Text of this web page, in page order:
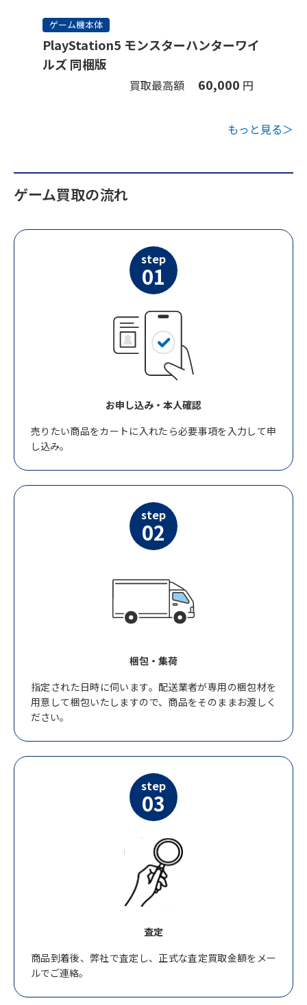
ゲーム機本体
PlayStation5 モンスターハンターワイ
ルズ 同梱版
買取最高額 60,000 円
もっと見る＞
ゲーム買取の流れ
step
01
お申し込み・本人確認
売りたい商品をカートに入れたら必要事項を入力して申
し込み。
step
02
梱包・集荷
指定された日時に伺います。配送業者が専用の梱包材を
用意して梱包いたしますので、商品をそのままお渡しく
ださい。
step
03
査定
商品到着後、弊社で査定し、正式な査定買取金額をメー
ルでご連絡。